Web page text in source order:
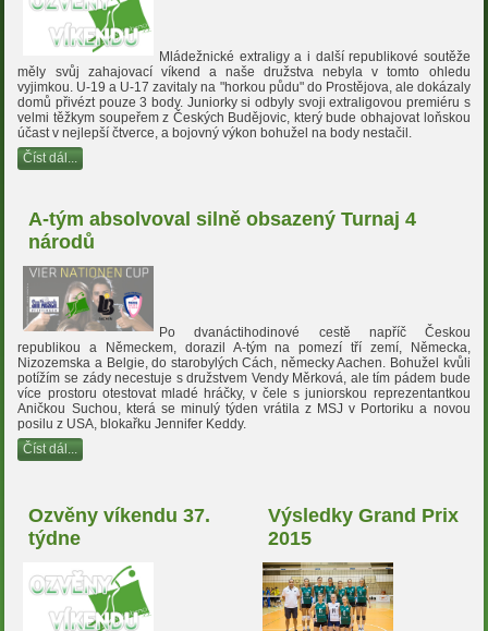
Mládežnické extraligy a i další republikové soutěže
měly svůj zahajovací víkend a naše družstva nebyla v tomto ohledu
vyjimkou. U-19 a U-17 zavitaly na "horkou půdu" do Prostějova, ale dokázaly
domů přivézt pouze 3 body. Juniorky si odbyly svoji extraligovou premiéru s
velmi těžkym soupeřem z Českých Budějovic, který bude obhajovat loňskou
účast v nejlepší čtverce, a bojovný výkon bohužel na body nestačil.
Číst dál...
A-tým absolvoval silně obsazený Turnaj 4
národů
Po dvanáctihodinové cestě napříč Českou
republikou a Německem, dorazil A-tým na pomezí tří zemí, Německa,
Nizozemska a Belgie, do starobylých Cách, německy Aachen. Bohužel kvůli
potížím se zády necestuje s družstvem Vendy Měrková, ale tím pádem bude
více prostoru otestovat mladé hráčky, v čele s juniorskou reprezentantkou
Aničkou Suchou, která se minulý týden vrátila z MSJ v Portoriku a novou
posilu z USA, blokařku Jennifer Keddy.
Číst dál...
Ozvěny víkendu 37.
týdne
Výsledky Grand Prix
2015